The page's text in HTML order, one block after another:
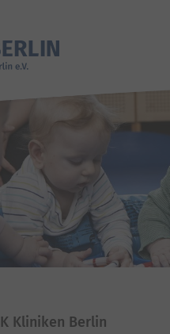
Kliniken Berlin